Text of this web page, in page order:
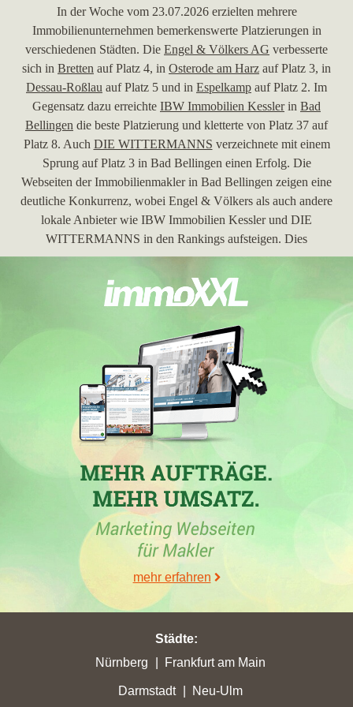
In der Woche vom 23.07.2026 erzielten mehrere
Immobilienunternehmen bemerkenswerte Platzierungen in
verschiedenen Städten. Die Engel & Völkers AG verbesserte
sich in Bretten auf Platz 4, in Osterode am Harz auf Platz 3, in
Dessau-Roßlau auf Platz 5 und in Espelkamp auf Platz 2. Im
Gegensatz dazu erreichte IBW Immobilien Kesslerin Bad
Bellingen die beste Platzierung und kletterte von Platz 37 auf
Platz 8. Auch DIE WITTERMANNS verzeichnete mit einem
Sprung auf Platz 3 in Bad Bellingen einen Erfolg. Die
Webseiten der Immobilienmakler in Bad Bellingen zeigen eine
deutliche Konkurrenz, wobei Engel & Völkers als auch andere
lokale Anbieter wie IBW Immobilien Kessler und DIE
WITTERMANNS in den Rankings aufsteigen. Dies
verdeutlicht die Dynamik auf dem Immobilienmarkt in Bad
Bellingen und die Bedeutung von professionellen
Immobilienmaklern in der Region.
30.06.2026
In der Woche vom 26.06.2026 erzielte die Maklerfirma
Volksbank Dreiländereck eG
Bad Bellingen
von 0,08 auf 0,82 Stadtpunkte. Gleichzeitig erlebte die
ImmobilienmaklerfirmaAuer & Brachat Immobilien GmbH
Bad Bellingen einen Rückgang und fiel um zwei Plätze auf
Position 11. Die Immobilienbranche in Bad Bellingen zeigt
derzeit Schwankungen, wobei der Immobilienverkauf in Bad
Bellingen sowohl Fortschritte als auch Verluste verzeichnet. Die
Immobilien Südbaden GmbH
in Bad Bellingen mit einem Zugewinn von 0,2 ihren höchsten
Punktwert und betont die aktive Rolle der Immobilienmakler in
mehr erfahren
Städte:
Nürnberg
Frankfurt am Main
Darmstadt Neu-Ulm